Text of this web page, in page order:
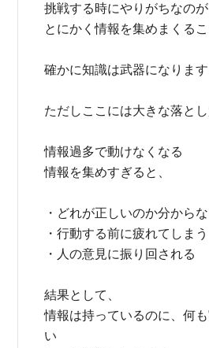
挑戦する時にやりがちなのが
とにかく情報を集めまくるこ
確かに知識は武器になります
ただしここには大きな落とし
情報過多で動けなくなる
情報を集めすぎると、
・どれが正しいのか分から
・行動する前に疲れてしまう
・人の意見に振り回される
結果として、
情報は持っているのに、何
い